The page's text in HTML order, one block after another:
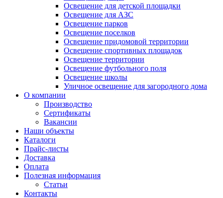
Освещение для детской площадки
Освещение для АЗС
Освещение парков
Освещение поселков
Освещение придомовой территории
Освещение спортивных площадок
Освещение территории
Освещение футбольного поля
Освещение школы
Уличное освещение для загородного дома
О компании
Производство
Сертификаты
Вакансии
Наши объекты
Каталоги
Прайс-листы
Доставка
Оплата
Полезная информация
Статьи
Контакты